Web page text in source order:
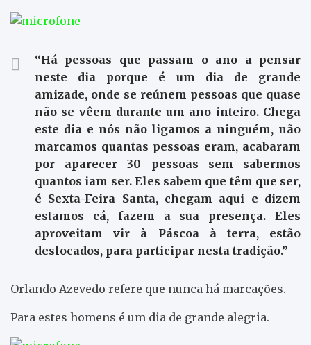
“Há pessoas que passam o ano a pensar
neste dia porque é um dia de grande
amizade, onde se reúnem pessoas que quase
não se vêem durante um ano inteiro. Chega
este dia e nós não ligamos a ninguém, não
marcamos quantas pessoas eram, acabaram
por aparecer 30 pessoas sem sabermos
quantos iam ser. Eles sabem que têm que ser,
é Sexta-Feira Santa, chegam aqui e dizem
estamos cá, fazem a sua presença. Eles
aproveitam vir à Páscoa à terra, estão
deslocados, para participar nesta tradição.”
Orlando Azevedo refere que nunca há marcações.
Para estes homens é um dia de grande alegria.